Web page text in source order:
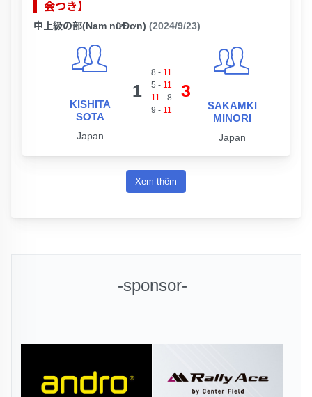
会つき】
中上級の部(Nam nữĐơn) (2024/9/23)
KISHITA
SOTA
Japan
1
8 - 11
5 - 11
11 - 8
9 - 11
3
SAKAMKI
MINORI
Japan
Xem thêm
-sponsor-